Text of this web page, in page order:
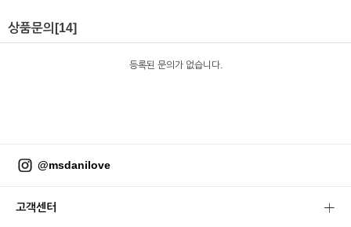
상품문의 [14]
등록된 문의가 없습니다.
@msdanilove
고객센터